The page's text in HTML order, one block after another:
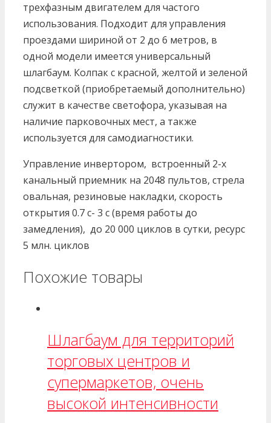
трехфазным двигателем для частого
использования. Подходит для управления
проездами шириной от 2 до 6 метров, в
одной модели имеется универсальный
шлагбаум. Колпак с красной, желтой и зеленой
подсветкой (приобретаемый дополнительно)
служит в качестве светофора, указывая на
наличие парковочных мест, а также
используется для самодиагностики.
Управление инвертором, встроенный 2-х
канальный приемник на 2048 пультов, стрела
овальная, резиновые накладки, скорость
открытия 0.7 с- 3 с (время работы до
замедления), до 20 000 циклов в сутки, ресурс
5 млн. циклов
Похожие товары
Шлагбаум для территорий
торговых центров и
супермаркетов, очень
высокой интенсивности